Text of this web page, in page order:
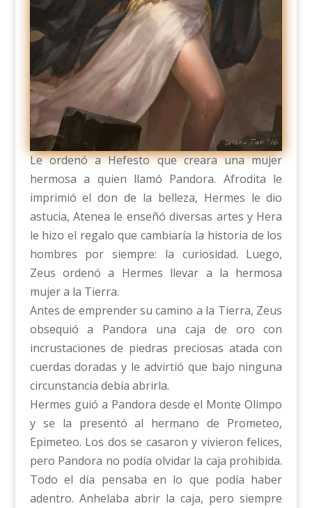
Le ordenó a Hefesto que creara una mujer
hermosa a quien llamó Pandora. Afrodita le
imprimió el don de la belleza, Hermes le dio
astucia, Atenea le enseñó diversas artes y Hera
le hizo el regalo que cambiaría la historia de los
hombres por siempre: la curiosidad. Luego,
Zeus ordenó a Hermes llevar a la hermosa
mujer a la Tierra.
Antes de emprender su camino a la Tierra, Zeus
obsequió a Pandora una caja de oro con
incrustaciones de piedras preciosas atada con
cuerdas doradas y le advirtió que bajo ninguna
circunstancia debía abrirla.
Hermes guió a Pandora desde el Monte Olimpo
y se la presentó al hermano de Prometeo,
Epimeteo. Los dos se casaron y vivieron felices,
pero Pandora no podía olvidar la caja prohibida.
Todo el día pensaba en lo que podía haber
adentro. Anhelaba abrir la caja, pero siempre